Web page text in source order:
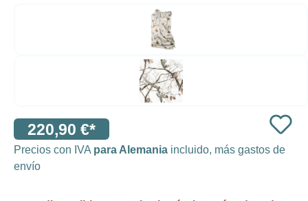
220,90 €*
Precios con IVA para Alemania incluido, más gastos de
envío